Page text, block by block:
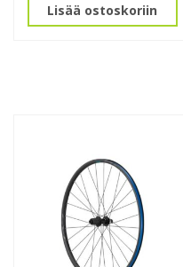
Lisää ostoskoriin